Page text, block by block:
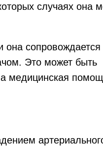
случаях она
она сопровождается
Это может быть
медицинская